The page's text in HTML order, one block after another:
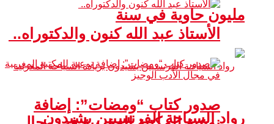
مليون حاوية في سنة
رواد السياحة الفرنسيين يشيدون
الأستاذ عبد الله كنون والدكتوراه..
صدور كتاب “ومضات”: إضافة